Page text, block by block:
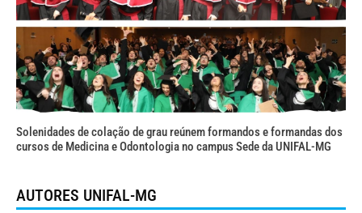
Solenidades de colação de grau reúnem formandos e formandas dos
cursos de Medicina e Odontologia no campus Sede da UNIFAL-MG
AUTORES UNIFAL-MG